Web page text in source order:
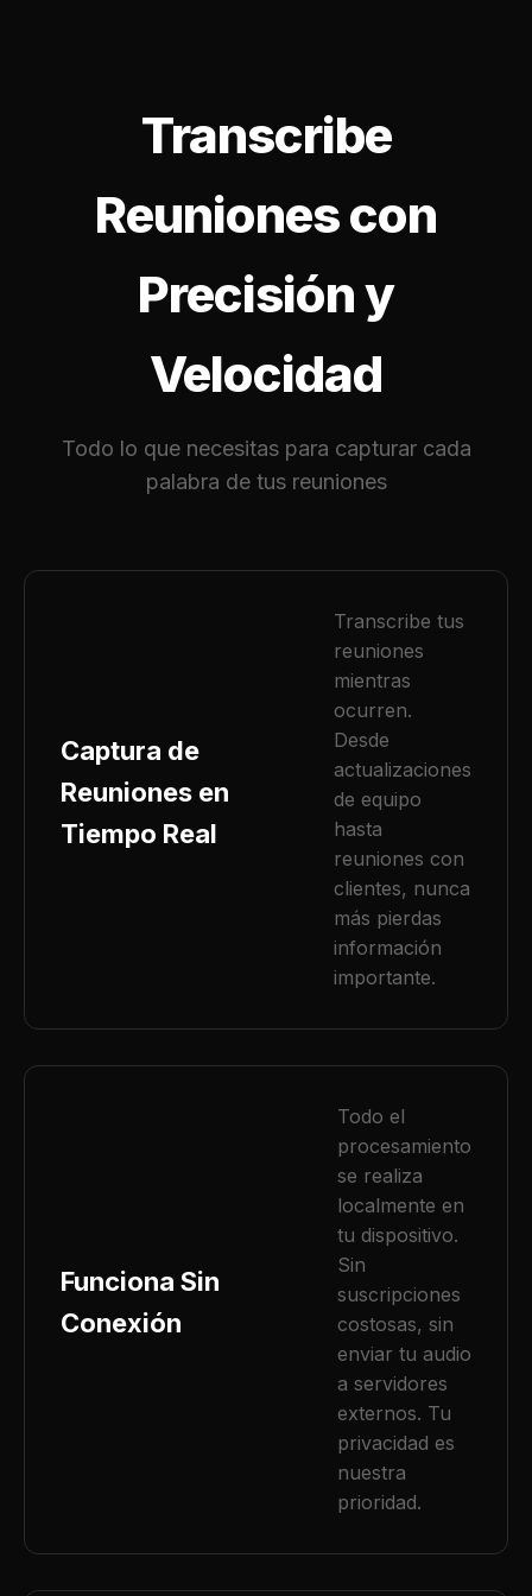
Transcribe
Reuniones con
Precisión y
Velocidad
Todo lo que necesitas para capturar cada
palabra de tus reuniones
Captura de
Reuniones en
Tiempo Real
Transcribe tus
reuniones
mientras
ocurren.
Desde
actualizaciones
de equipo
hasta
reuniones con
clientes, nunca
más pierdas
información
importante.
Funciona Sin
Conexión
Todo el
procesamiento
se realiza
localmente en
tu dispositivo.
Sin
suscripciones
costosas, sin
enviar tu audio
a servidores
externos. Tu
privacidad es
nuestra
prioridad.